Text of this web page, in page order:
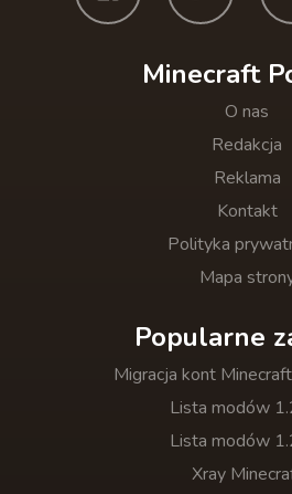
Minecraft
O nas
Redakcja
Reklama
Kontakt
Polityka
Mapa
Popularne
Migracja kont
Lista modów
Lista modów
Xray